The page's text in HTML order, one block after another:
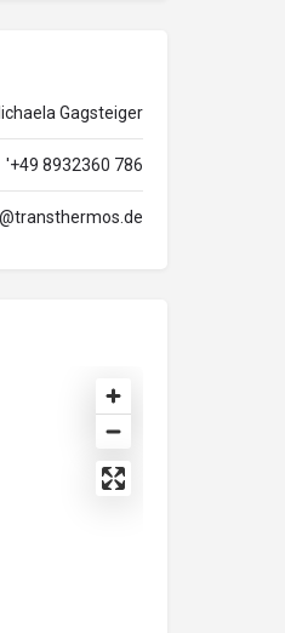
Gagsteiger
'+49 8932360 786